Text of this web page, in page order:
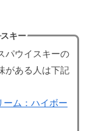
キー
パウイスキーの
がある人は下記
ム：ハイボー